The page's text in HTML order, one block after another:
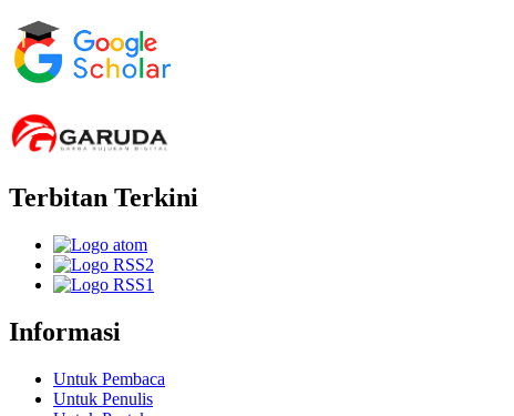
Terbitan Terkini
Informasi
Untuk Pembaca
Untuk Penulis